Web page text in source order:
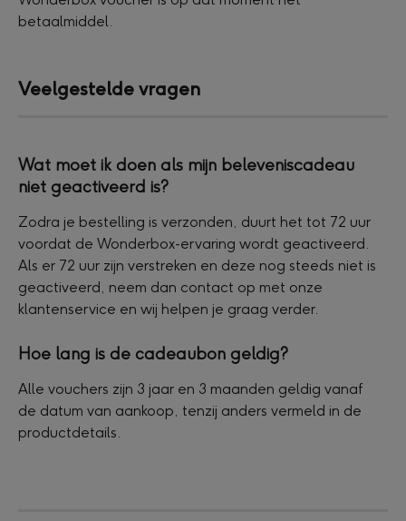
betaalmiddel.
Veelgestelde vragen
Wat moet ik doen als mijn beleveniscadeau
niet geactiveerd is?
Zodra je bestelling is verzonden, duurt het tot 72 uur
voordat de Wonderbox-ervaring wordt geactiveerd.
Als er 72 uur zijn verstreken en deze nog steeds niet is
geactiveerd, neem dan contact op met onze
klantenservice en wij helpen je graag verder.
Hoe lang is de cadeaubon geldig?
Alle vouchers zijn 3 jaar en 3 maanden geldig vanaf
de datum van aankoop, tenzij anders vermeld in de
productdetails.